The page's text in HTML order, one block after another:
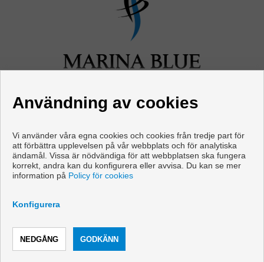
BOKA
Våningen och hus till salu i Mijas
Användning av cookies
Vi använder våra egna cookies och cookies från tredje part för
att förbättra upplevelsen på vår webbplats och för analytiska
ändamål. Vissa är nödvändiga för att webbplatsen ska fungera
korrekt, andra kan du konfigurera eller avvisa. Du kan se mer
information på Policy för cookies
Konfigurera